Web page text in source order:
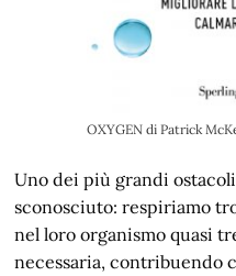
OXYGEN di Patrick
Uno dei più grandi
sconosciuto: respiriamo
nel loro organismo quasi
necessaria, contribuendo